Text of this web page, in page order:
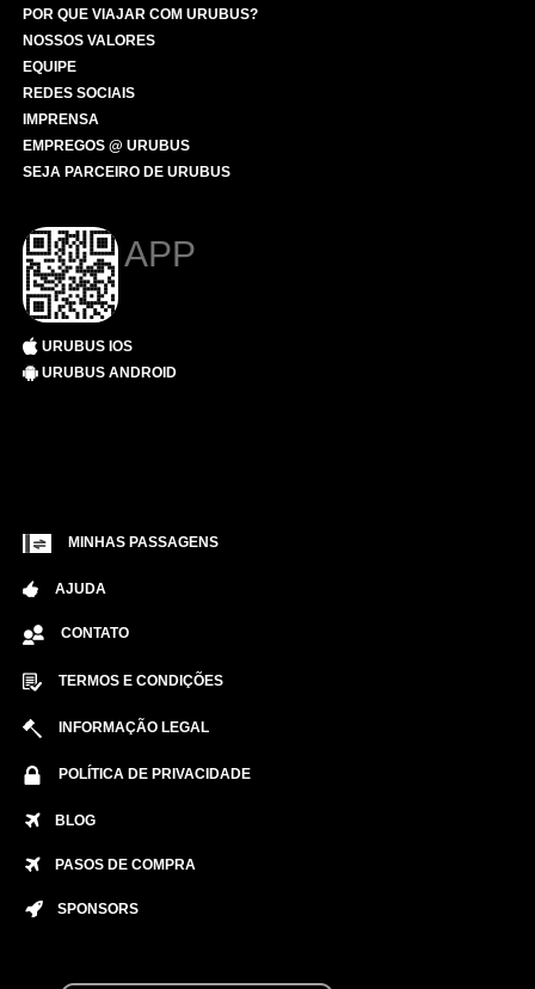
POR QUE VIAJAR COM URUBUS?
NOSSOS VALORES
EQUIPE
REDES SOCIAIS
IMPRENSA
EMPREGOS @ URUBUS
SEJA PARCEIRO DE URUBUS
APP
URUBUS IOS
URUBUS ANDROID
MINHAS PASSAGENS
AJUDA
CONTATO
TERMOS E CONDIÇÕES
INFORMAÇÃO LEGAL
POLÍTICA DE PRIVACIDADE
BLOG
PASOS DE COMPRA
SPONSORS